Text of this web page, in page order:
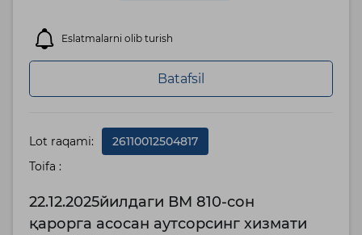
Eslatmalarni olib turish
Batafsil
Lot raqami:
26110012504817
Toifa :
22.12.2025йилдаги ВМ 810-сон
қарорга асосан аутсорсинг хизмати